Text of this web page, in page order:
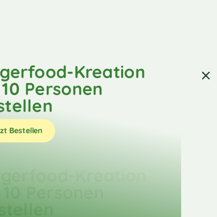
Kreation
Personen
Kreation
Personen
Bestellen